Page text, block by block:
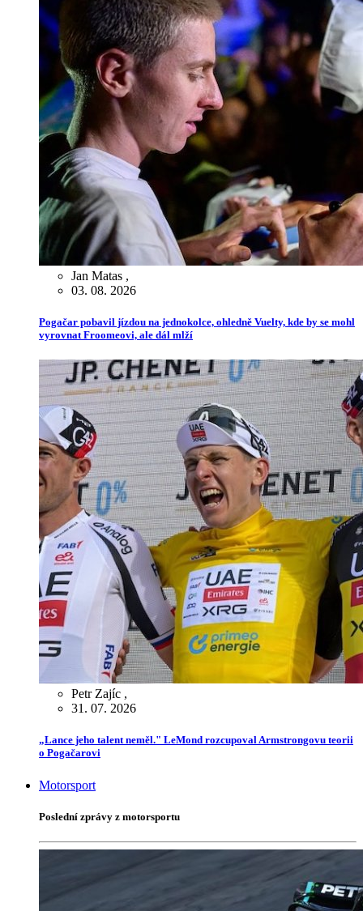
Jan Matas ,
03. 08. 2026
Pogačar pobavil jízdou na jednokolce, ohledně Vuelty, kde by se mohl
vyrovnat Froomeovi, ale dál mlží
Petr Zajíc ,
31. 07. 2026
„Lance jeho talent neměl." LeMond rozcupoval Armstrongovu teorii
o Pogačarovi
Motorsport
Poslední zprávy z motorsportu